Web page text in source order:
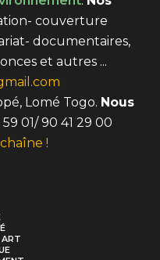
couverture
documentaires,
et autres ...
Lomé Togo. Nous
01/ 90 41 29 00
!
ART